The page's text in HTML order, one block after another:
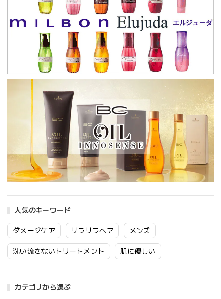
人気のキーワード
ダメージケア サラサラヘア メンズ
洗い流さないトリートメント 肌に優しい
カテゴリから選ぶ